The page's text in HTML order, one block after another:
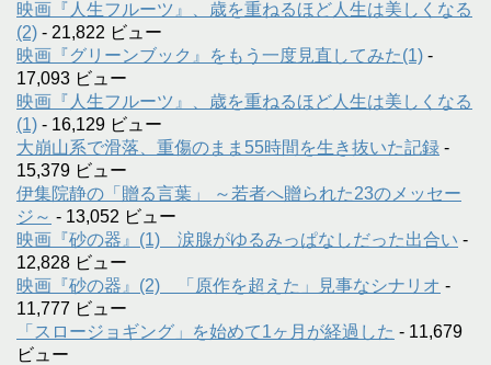
映画『人生フルーツ』、歳を重ねるほど人生は美しくなる
(2) - 21,822 ビュー
映画『グリーンブック』をもう一度見直してみた(1) -
17,093 ビュー
映画『人生フルーツ』、歳を重ねるほど人生は美しくなる
(1) - 16,129 ビュー
大崩山系で滑落、重傷のまま55時間を生き抜いた記録 -
15,379 ビュー
伊集院静の「贈る言葉」 ～若者へ贈られた23のメッセー
ジ～ - 13,052 ビュー
映画『砂の器』(1) 涙腺がゆるみっぱなしだった出合い -
12,828 ビュー
映画『砂の器』(2) 「原作を超えた」見事なシナリオ -
11,777 ビュー
「スロージョギング」を始めて1ヶ月が経過した - 11,679
ビュー